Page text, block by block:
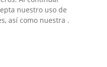
nuestro uso de
así como nuestra .